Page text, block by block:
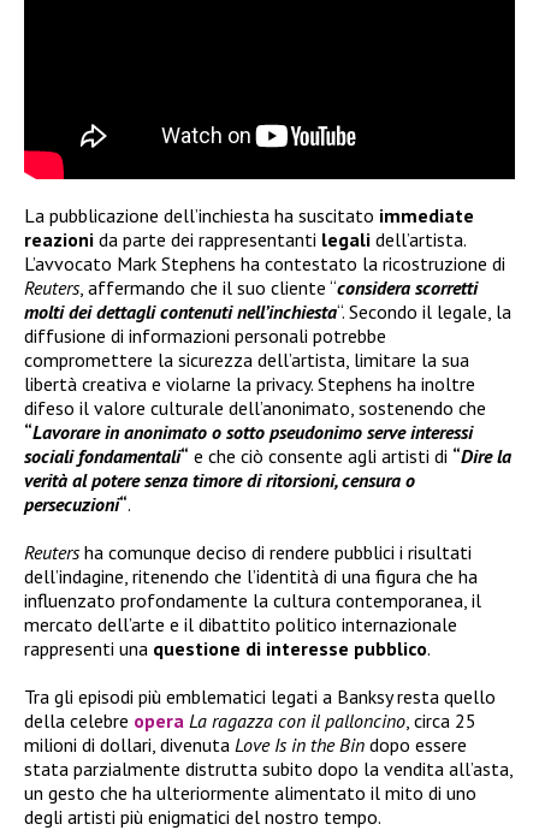
La pubblicazione dell’inchiesta ha suscitato immediate
reazioni da parte dei rappresentanti legali dell’artista.
L’avvocato Mark Stephens ha contestato la ricostruzione di
Reuters, affermando che il suo cliente “considera scorretti
molti dei dettagli contenuti nell’inchiesta“. Secondo il legale, la
diffusione di informazioni personali potrebbe
compromettere la sicurezza dell’artista, limitare la sua
libertà creativa e violarne la privacy. Stephens ha inoltre
difeso il valore culturale dell’anonimato, sostenendo che
“Lavorare in anonimato o sotto pseudonimo serve interessi
sociali fondamentali“ e che ciò consente agli artisti di “Dire la
verità al potere senza timore di ritorsioni, censura o
persecuzioni“.
Reutersha comunque deciso di rendere pubblici i risultati
dell’indagine, ritenendo che l’identità di una figura che ha
influenzato profondamente la cultura contemporanea, il
mercato dell’arte e il dibattito politico internazionale
rappresenti una questione di interesse pubblico.
Tra gli episodi più emblematici legati a Banksy resta quello
della celebre opera La ragazza con il palloncino , circa 25
milioni di dollari, divenuta Love Is in the Bin dopo essere
stata parzialmente distrutta subito dopo la vendita all’asta,
un gesto che ha ulteriormente alimentato il mito di uno
degli artisti più enigmatici del nostro tempo.